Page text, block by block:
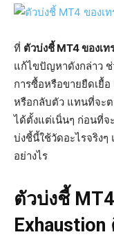
ที่ ตัวบ่งชี้ MT4 ของเ
แก้ไขปัญหาดังกล่าว ช่
การซื้อหรือขายยืดเยื้
หรือกลับตัว แทนที่จะต
ได้ตั้งแต่เนิ่นๆ ก่อนที่จ
บ่งชี้นี้ใช้วัดอะไรจริง
อย่างไร
ตัวบ่งชี้